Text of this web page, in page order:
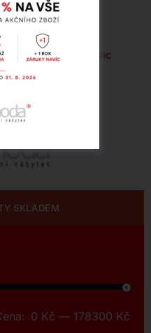
SKLADEM
0 Kč — 178300 Kč